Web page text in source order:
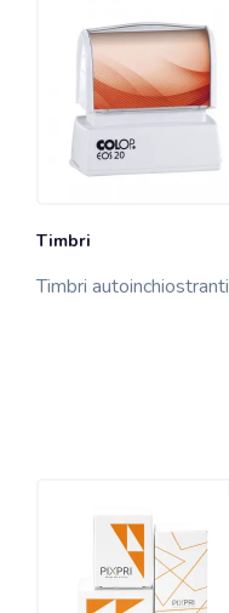
Timbri
Timbri autoinchiostranti